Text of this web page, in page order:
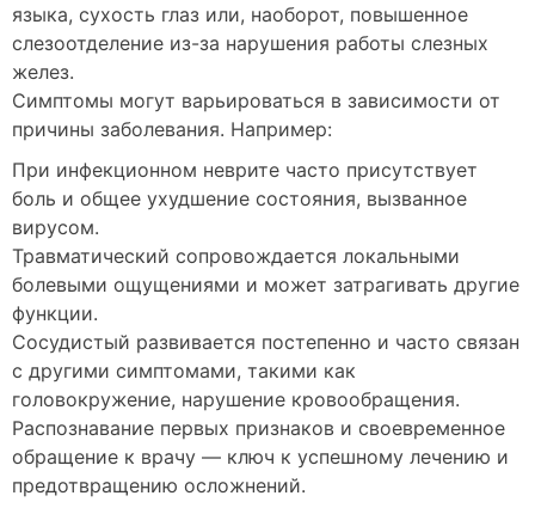
языка, сухость глаз или, наоборот, повышенное
слезоотделение из-за нарушения работы слезных
желез.
Симптомы могут варьироваться в зависимости от
причины заболевания. Например:
При инфекционном неврите часто присутствует
боль и общее ухудшение состояния, вызванное
вирусом.
Травматический сопровождается локальными
болевыми ощущениями и может затрагивать другие
функции.
Сосудистый развивается постепенно и часто связан
с другими симптомами, такими как
головокружение, нарушение кровообращения.
Распознавание первых признаков и своевременное
обращение к врачу — ключ к успешному лечению и
предотвращению осложнений.